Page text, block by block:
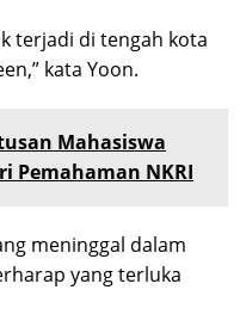
terjadi di tengah kota
kata Yoon.
Mahasiswa
Pemahaman NKRI
meninggal dalam
yang terluka